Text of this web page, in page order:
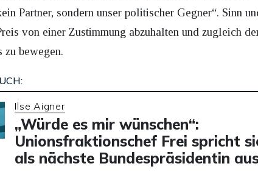
Partner, sondern unser politischer Gegner“. Sinn
von einer Zustimmung abzuhalten und zugleich
bewegen.
Ilse Aigner
„Würde es mir wünschen“:
Unionsfraktionschef Frei spricht
als nächste Bundespräsidentin